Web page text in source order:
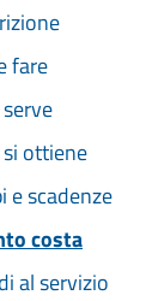
fare
si ottiene
e scadenze
costa
al servizio